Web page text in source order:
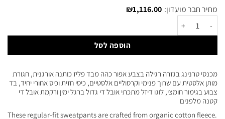
מחיר חבר מועדון: ₪1,116.00
הוספה לסל
מכנסי טרנינג בגזרה רגילה בצבע אפור כהה מבד פליז כותנה אורגנית, חגורת
מותן אלסטית עם שרוך פנימי וקרסוליים אלסטיים, כיסי חזית וכיס אחורי יחיד, בד
צבוע בגימור חומצי, לוגו דיזל מתכתי אובל די גדול ברגל ימין ורקמת אובל די
קטנה מלפנים
These regular-fit sweatpants are crafted from organic cotton fleece.